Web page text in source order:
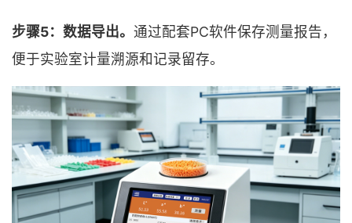
步骤5：数据导出。 通过配套PC软件保存测量报告，
便于实验室计量溯源和记录留存。